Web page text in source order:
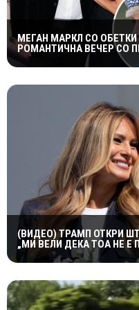
МЕГАН МАРКЛ СО
РОМАНТИЧНА ВЕЧЕР СО
(ВИДЕО) ТРАМП ОТКРИ
„МИ ВЕЛИ ДЕКА ТОА НЕ Е